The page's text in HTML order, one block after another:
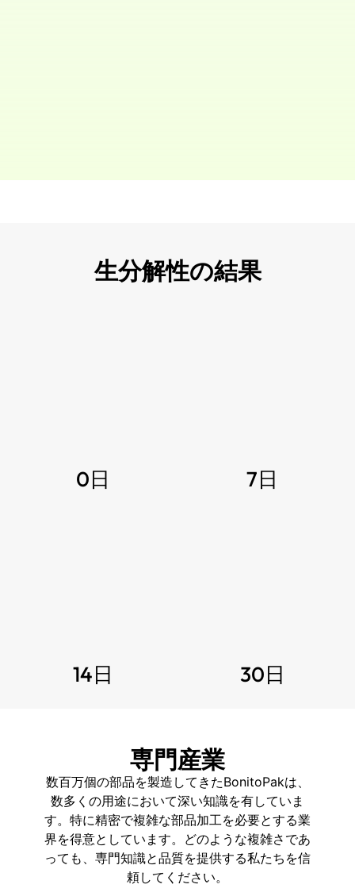
生分解性の結果
0日 7日
14日 30日
専門産業
数百万個の部品を製造してきたBonitoPakは、
数多くの用途において深い知識を有していま
す。特に精密で複雑な部品加工を必要とする業
界を得意としています。どのような複雑さであ
っても、専門知識と品質を提供する私たちを信
頼してください。